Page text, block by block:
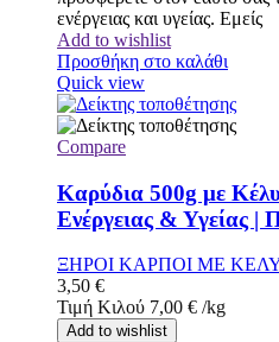
ενέργειας και υγείας. Εμείς
Add to wishlist
Προσθήκη στο καλάθι
Quick view
Compare
Καρύδια 500g με
Ενέργειας & Υγείας |
ΞΗΡΟΙ ΚΑΡΠΟΙ ΜΕ
3,50 €
Τιμή Κιλού 7,00 € /kg
Add to wishlist